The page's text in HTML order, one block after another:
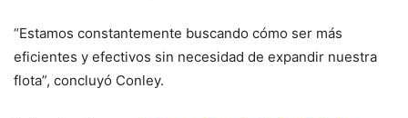
“Estamos constantemente buscando cómo ser más
eficientes y efectivos sin necesidad de expandir nuestra
flota”, concluyó Conley.